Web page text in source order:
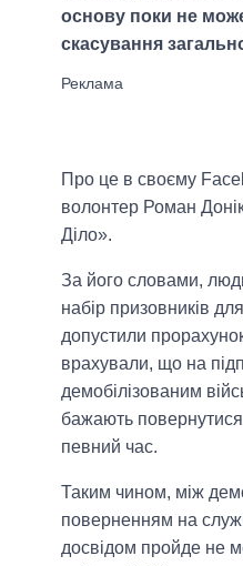
основу поки не
скасування
Про це в своєму
волонтер Роман
Діло».
За його словами,
набір призовників
допустили
врахували, що на
демобілізованим
бажають
певний час.
Таким чином, між
поверненням на
досвідом пройде не